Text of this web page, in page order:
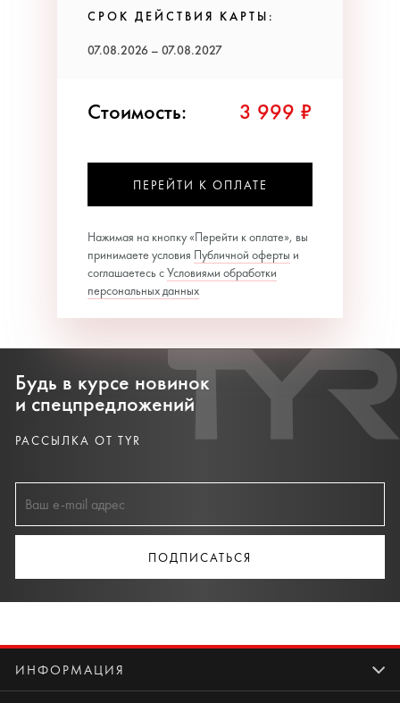
СРОК ДЕЙСТВИЯ КАРТЫ:
07.08.2026 – 07.08.2027
Стоимость: 3 999 ₽
ПЕРЕЙТИ К ОПЛАТЕ
Нажимая на кнопку «Перейти к оплате», вы
принимаете условия Публичной оферты и
соглашаетесь сУсловиями обработки
персональных данных
Будь в курсе новинок
и спецпредложений
РАССЫЛКА ОТ TYR
ПОДПИСАТЬСЯ
ИНФОРМАЦИЯ